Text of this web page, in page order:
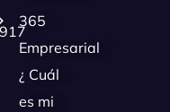
365
Empresarial
¿ Cuál
es mi